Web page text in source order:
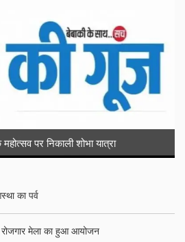
पर निकाली शोभा यात्रा
का पर्व
मेला का हुआ आयोजन